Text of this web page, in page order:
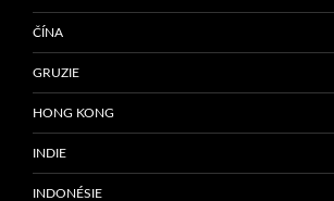
ČÍNA
GRUZIE
HONG KONG
INDIE
INDONÉSIE